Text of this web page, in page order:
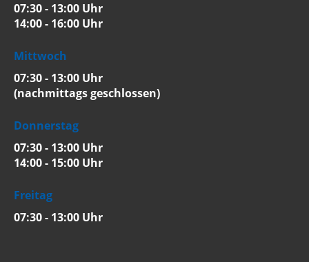
07:30 - 13:00 Uhr
14:00 - 16:00 Uhr
Mittwoch
07:30 - 13:00 Uhr
(nachmittags geschlossen)
Donnerstag
07:30 - 13:00 Uhr
14:00 - 15:00 Uhr
Freitag
07:30 - 13:00 Uhr